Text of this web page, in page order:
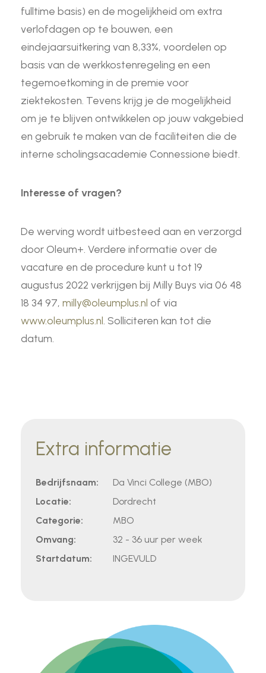
fulltime basis) en de mogelijkheid om extra
verlofdagen op te bouwen, een
eindejaarsuitkering van 8,33%, voordelen op
basis van de werkkostenregeling en een
tegemoetkoming in de premie voor
ziektekosten. Tevens krijg je de mogelijkheid
om je te blijven ontwikkelen op jouw vakgebied
en gebruik te maken van de faciliteiten die de
interne scholingsacademie Connessione biedt.
Interesse of vragen?
De werving wordt uitbesteed aan en verzorgd
door Oleum+. Verdere informatie over de
vacature en de procedure kunt u tot 19
augustus 2022 verkrijgen bij Milly Buys via 06 48
18 34 97, milly@oleumplus.nl of via
www.oleumplus.nl . Solliciteren kan tot die
datum.
Extra informatie
Bedrijfsnaam:
Da Vinci College (MBO)
Locatie:
Dordrecht
Categorie:
MBO
Omvang:
32 - 36 uur per week
Startdatum:
INGEVULD